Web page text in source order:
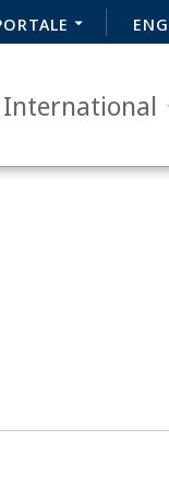
International